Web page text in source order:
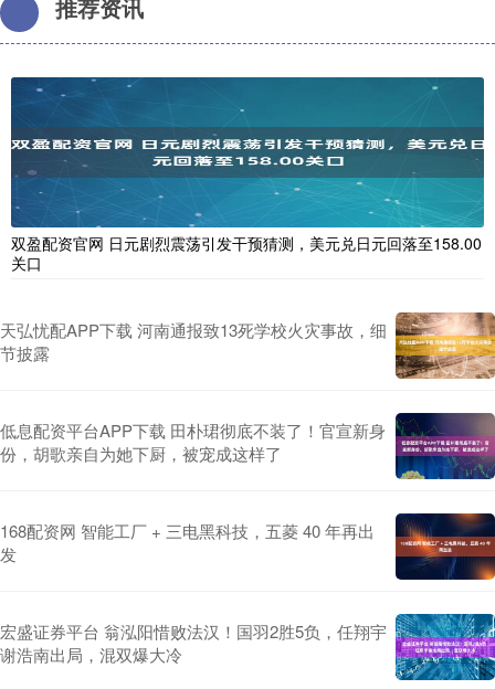
推荐资讯
双盈配资官网 日元剧烈震荡引发干预猜测，美元兑日元回落至158.00
关口
天弘忧配APP下载 河南通报致13死学校火灾事故，细
节披露
低息配资平台APP下载 田朴珺彻底不装了！官宣新身
份，胡歌亲自为她下厨，被宠成这样了
168配资网 智能工厂 + 三电黑科技，五菱 40 年再出
发
宏盛证券平台 翁泓阳惜败法汉！国羽2胜5负，任翔宇
谢浩南出局，混双爆大冷